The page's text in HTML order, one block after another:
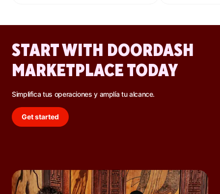
START WITH DOORDASH
MARKETPLACE TODAY
Simplifica tus operaciones y amplía tu alcance.
Get started